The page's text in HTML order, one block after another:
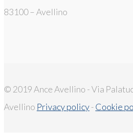
83100 – Avellino
© 2019 Ance Avellino - Via
Avellino Privacy policy- Cookie